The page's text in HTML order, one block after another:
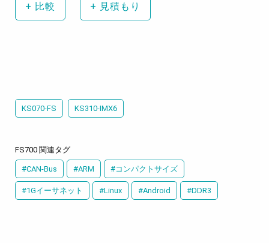
+ 比較 + 見積もり
KS070-FS KS310-IMX6
FS700 関連タグ
#CAN-Bus #ARM #コンパクトサイズ
#1Gイーサネット #Linux #Android #DDR3